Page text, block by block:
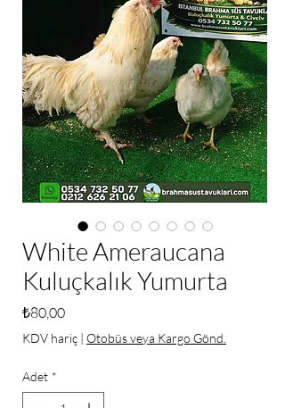
White Ameraucana
Kuluçkalık Yumurta
₺80,00Fiyat
KDV hariç | Otobüs veya Kargo Gönd.
Adet *